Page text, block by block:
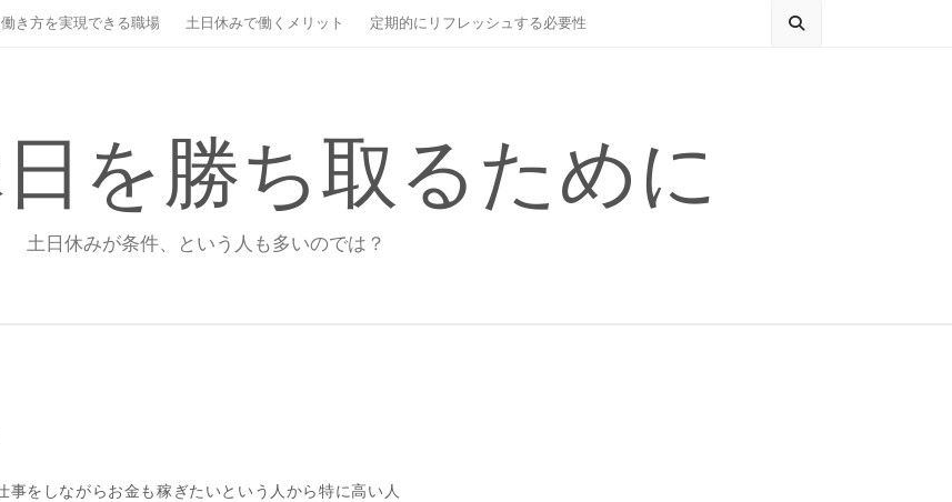
き方を実現できる職場 土日休みで働くメリット 定期的にリフレッシュする必要性
を勝ち取るために
土日休みが条件、という人も多いのでは？
をしながらお金も稼ぎたいという人から特に高い人